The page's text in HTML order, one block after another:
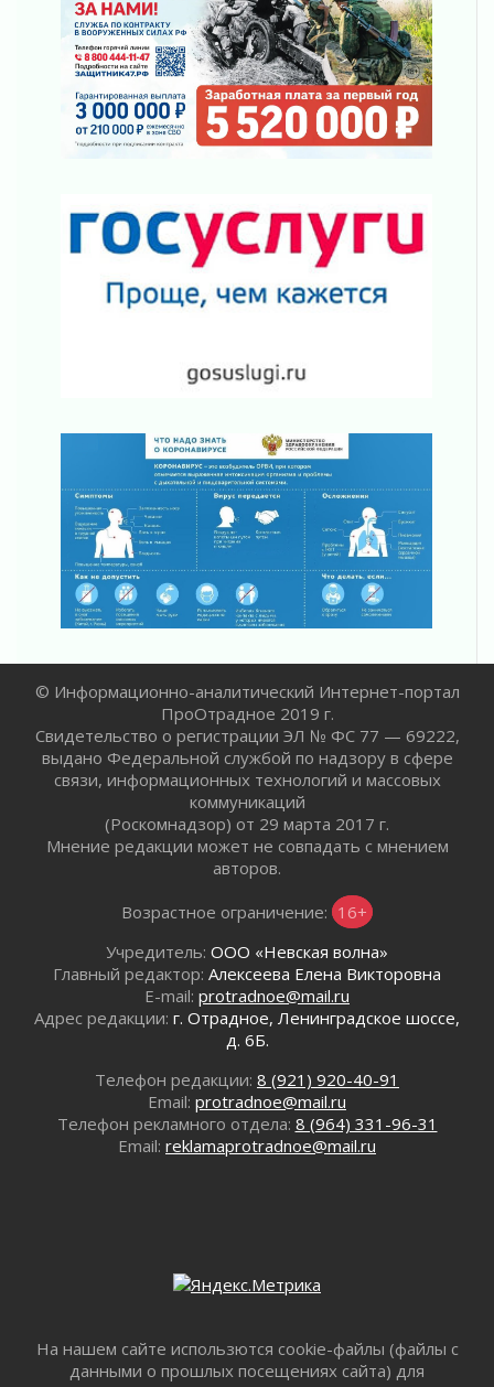
В Ленобласти открылась экспозиция к 150-
летию Билибина
01 августа 2026
Лето без гаджетов
01 августа 2026
Болезнь девственниц и вампиров
01 августа 2026
В музей всей семьёй
Без заявлений и очередей
Айда на пляж!
Один в поле — не воин
01 августа 2026
Пик топливного кризиса в регионе прошёл
31 июля 2026
О мужестве, долге и стойкости
Ленинградцы — бойцам «Барс-Ленинградец»
31 июля 2026
Маршрутами будущего — к заветной цели
31 июля 2026
«Корвет» на страже
Правила для жизни
31 июля 2026
С рабочим визитом
31 июля 2026
В Шлиссельбурге прошла акция «Белый
кораблик Памяти»
31 июля 2026
Новые возможности для творчества
31 июля 2026
31 июля 2026
От инженера-создателя к волонтёрам
«Созидателям»
Давайте разберемся!
Круглую ригу в Гатчине отреставрируют в
2027 году
© Информационно-аналитический Интернет-портал
ПроОтрадное 2019 г.
Свидетельство о регистрации ЭЛ № ФС 77 — 69222,
выдано Федеральной службой по надзору в сфере
связи, информационных технологий и массовых
коммуникаций
(Роскомнадзор) от 29 марта 2017 г.
Мнение редакции может не совпадать с мнением
авторов.
Возрастное ограничение: 16+
Учредитель: ООО «Невская волна»
Главный редактор: Алексеева Елена Викторовна
E-mail: protradnoe@mail.ru
Адрес редакции: г. Отрадное, Ленинградское шоссе,
д. 6Б.
Телефон редакции: 8 (921) 920-40-91
Email: protradnoe@mail.ru
Телефон рекламного отдела: 8 (964) 331-96-31
Email: reklamaprotradnoe@mail.ru
На нашем сайте использются cookie-файлы (файлы с
данными о прошлых посещениях сайта) для